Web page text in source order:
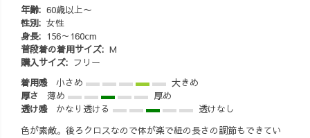
年齢: 60歳以上〜
性別: 女性
身長: 156～160cm
普段着の着用サイズ: M
購入サイズ: フリー
着用感
小さめ
大きめ
厚さ
薄め
厚め
透け感
かなり透ける
透けなし
色が素敵。後ろクロスなので体が楽で紐の長さの調節もできてい